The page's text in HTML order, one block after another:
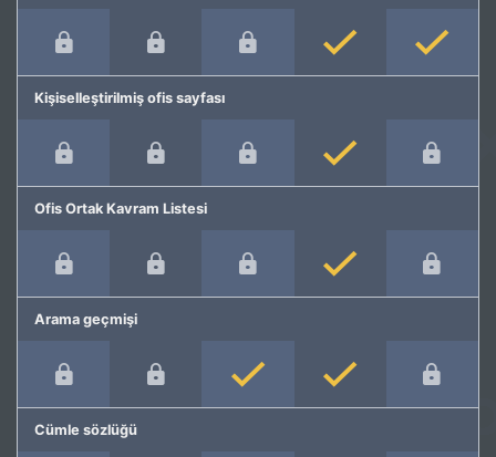
Kişiselleştirilmiş ofis sayfası
Ofis Ortak Kavram Listesi
Arama geçmişi
Cümle sözlüğü